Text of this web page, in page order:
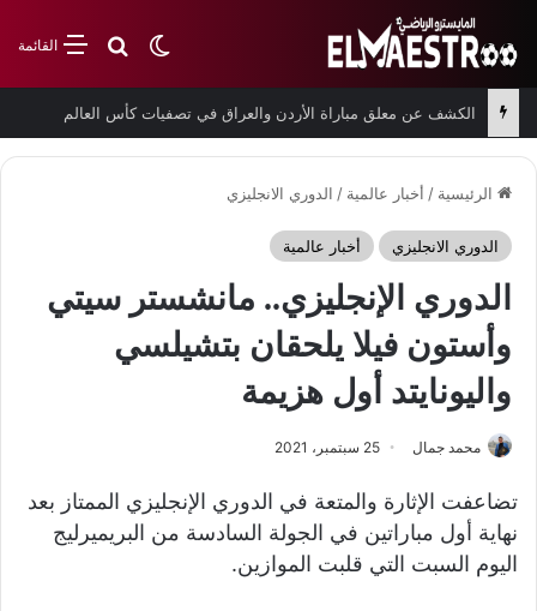
القائمةبحث عن
الوضع المظلم
الكشف عن معلق مباراة الأردن والعراق في تصفيات كأس العالم
الرئيسية / أخبار عالمية / الدوري الانجليزي
الدوري الانجليزي أخبار عالمية
الدوري الإنجليزي.. مانشستر سيتي
وأستون فيلا يلحقان بتشيلسي
واليونايتد أول هزيمة
محمد جمال 25 سبتمبر، 2021
تضاعفت الإثارة والمتعة في الدوري الإنجليزي الممتاز بعد
نهاية أول مباراتين في الجولة السادسة من البريميرليج
اليوم السبت التي قلبت الموازين.